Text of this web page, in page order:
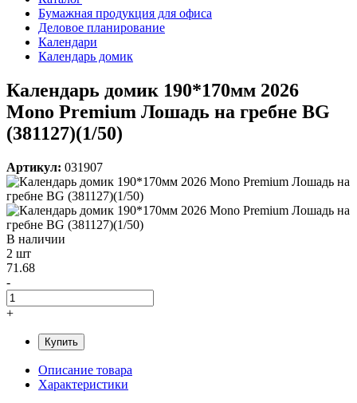
Бумажная продукция для офиса
Деловое планирование
Календари
Календарь домик
Календарь домик 190*170мм 2026
Mono Premium Лошадь на гребне BG
(381127)(1/50)
Артикул: 031907
В наличии
2 шт
71.68
-
+
Купить
Описание товара
Характеристики